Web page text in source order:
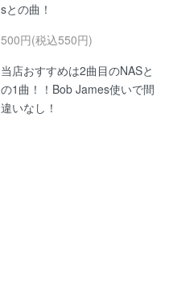
sとの曲！
500円(税込550円)
当店おすすめは2曲目のNASと
の1曲！！Bob James使いで間
違いなし！